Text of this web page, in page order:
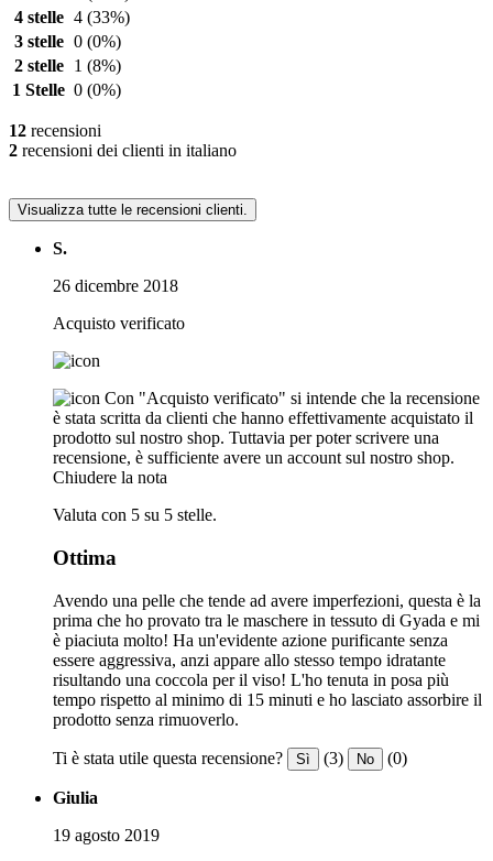
4 stelle 4 (33%)
3 stelle 0 (0%)
2 stelle
1 (8%)
1 Stelle 0 (0%)
12 recensioni
2 recensioni dei clienti in italiano
Visualizza tutte le recensioni clienti.
S.
26 dicembre 2018
Acquisto verificato
Con "Acquisto verificato" si intende che la recensione
è stata scritta da clienti che hanno effettivamente acquistato il
prodotto sul nostro shop. Tuttavia per poter scrivere una
recensione, è sufficiente avere un account sul nostro shop.
Chiudere la nota
Valuta con 5 su 5 stelle.
Ottima
Avendo una pelle che tende ad avere imperfezioni, questa è la
prima che ho provato tra le maschere in tessuto di Gyada e mi
è piaciuta molto! Ha un'evidente azione purificante senza
essere aggressiva, anzi appare allo stesso tempo idratante
risultando una coccola per il viso! L'ho tenuta in posa più
tempo rispetto al minimo di 15 minuti e ho lasciato assorbire il
prodotto senza rimuoverlo.
Ti è stata utile questa recensione? Sì (3) No (0)
Giulia
19 agosto 2019